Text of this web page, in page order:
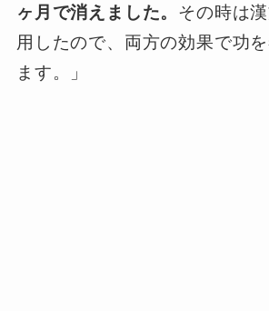
ヶ月で消えました。 その時は
用したので、両方の効果で功
ます。」